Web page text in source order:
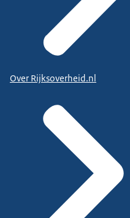
Over Rijksoverheid.nl